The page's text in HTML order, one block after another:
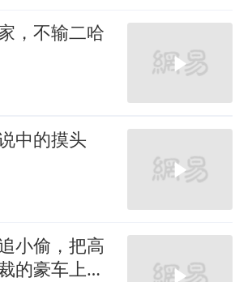
，不输二哈
中的摸头
小偷，把高
的豪车上，